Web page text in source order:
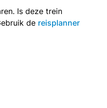
Is deze trein
de reisplanner